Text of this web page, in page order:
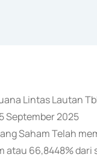
Lintas Lautan
September 2025
Saham Telah
atau 66,8448%